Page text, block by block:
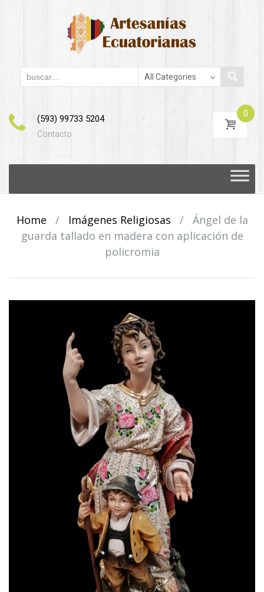
(593) 99733 5204
Contacto
0
content
Home / Imágenes Religiosas /
Ángel de la
guarda tallado en madera con aplicación de
policromia